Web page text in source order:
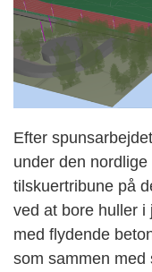
Efter
under den
tilskuertribune på
ved at bore huller i
med flydende
som sammen med